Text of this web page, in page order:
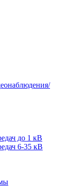
до 1 кВ
6-35 кВ